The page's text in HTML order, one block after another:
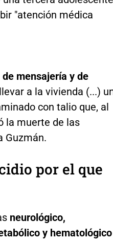
"atención médica
mensajería y de
a la vivienda (...)
con talio que, al
la muerte de las
Guzmán.
por el que
neurológico,
y hematológico